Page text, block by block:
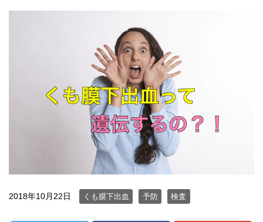
2018年10月22日 くも膜下出血 予防 検査